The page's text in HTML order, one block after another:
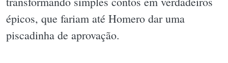
épicos, que fariam até Homero dar uma
piscadinha de aprovação.